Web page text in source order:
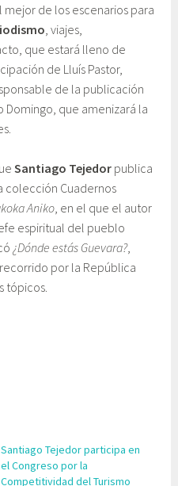
mejor de los escenarios para
, viajes,
acto, que estará lleno de
de Lluís Pastor,
de la publicación
que amenizará la
Santiago Tejedor publica
colección Cuadernos
Aniko, en el que el autor
espiritual del pueblo
¿Dónde estás Guevara?,
por la República
tópicos.
Santiago Tejedor participa en
el Congreso por la
Competitividad del Turismo